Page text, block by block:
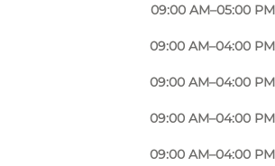
09:00 AM–05:00 PM
09:00 AM–04:00 PM
09:00 AM–04:00 PM
09:00 AM–04:00 PM
09:00 AM–04:00 PM